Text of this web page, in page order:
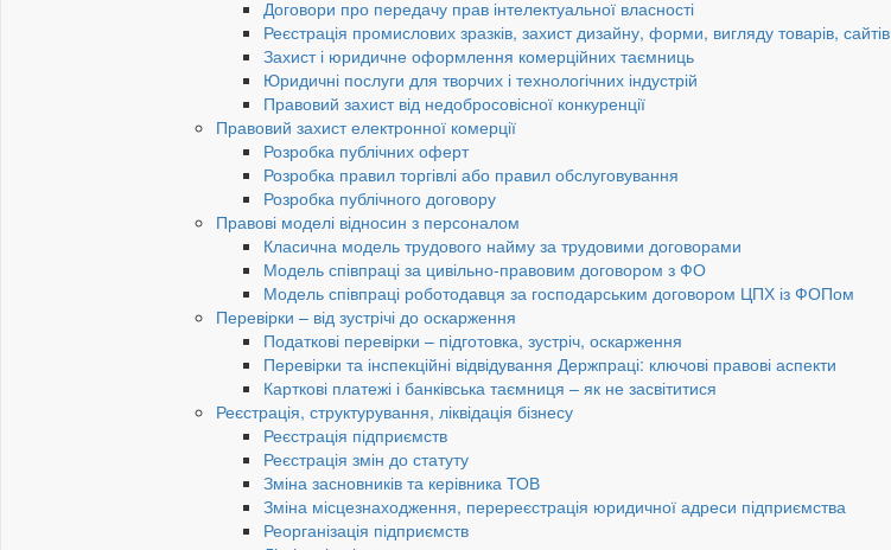
Договори про передачу прав інтелектуальної власності
Реєстрація промислових зразків, захист дизайну, форми, вигляду товарів, сайтів
Захист і юридичне оформлення комерційних таємниць
Юридичні послуги для творчих і технологічних індустрій
Правовий захист від недобросовісної конкуренції
Правовий захист електронної комерції
Розробка публічних оферт
Розробка правил торгівлі або правил обслуговування
Розробка публічного договору
Правові моделі відносин з персоналом
Класична модель трудового найму за трудовими договорами
Модель співпраці за цивільно-правовим договором з ФО
Модель співпраці роботодавця за господарським договором ЦПХ із ФОПом
Перевірки – від зустрічі до оскарження
Податкові перевірки – підготовка, зустріч, оскарження
Перевірки та інспекційні відвідування Держпраці: ключові правові аспекти
Карткові платежі і банківська таємниця – як не засвітитися
Реєстрація, структурування, ліквідація бізнесу
Реєстрація підприємств
Реєстрація змін до статуту
Зміна засновників та керівника ТОВ
Зміна місцезнаходження, перереєстрація юридичної адреси підприємства
Реорганізація підприємств